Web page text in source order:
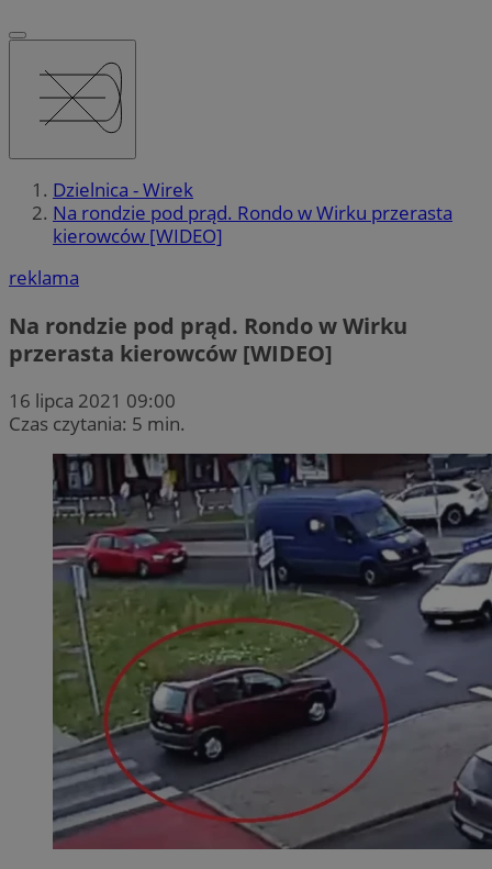
Dzielnica - Wirek
Na rondzie pod prąd. Rondo w Wirku przerasta
kierowców [WIDEO]
reklama
Na rondzie pod prąd. Rondo w Wirku
przerasta kierowców [WIDEO]
16 lipca 2021 09:00
Czas czytania: 5 min.